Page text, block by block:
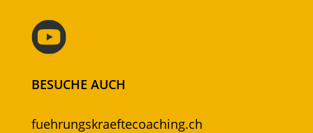
BESUCHE AUCH
fuehrungskraeftecoaching.ch